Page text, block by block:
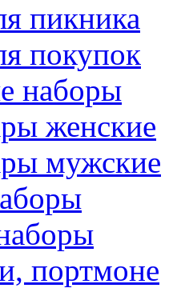
пикника
покупок
наборы
женские
мужские
портмоне